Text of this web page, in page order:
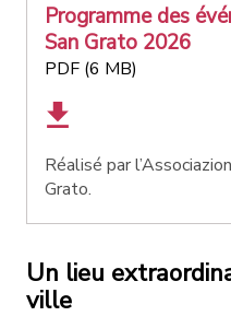
Programme des
San Grato 2026
PDF (6 MB)
Réalisé par
Grato.
Un lieu
ville